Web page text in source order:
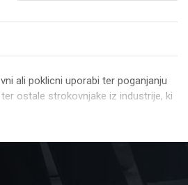
ali poklicni uporabi ter poganjanju
ostale strokovnjake iz industrije, ki
na trgu!
pripavljeni pomagati in svetovati.
opremo za svoje podjetje še